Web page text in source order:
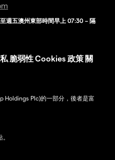
週五澳州東部時間早上 07:30 – 隔
脆弱性Cookies 政策 關
Holdings Plc)的一部分，後者是富